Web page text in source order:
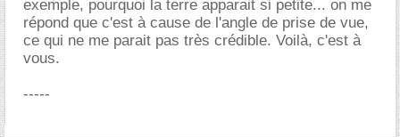
exemple, pourquoi la terre apparait si petite... on me
répond que c'est à cause de l'angle de prise de vue,
ce qui ne me parait pas très crédible. Voilà, c'est à
vous.
-----